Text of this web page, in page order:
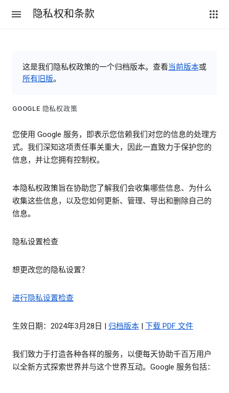
隐私权和条款
这是我们隐私权政策的一个归档版本。查看当前版本或
所有旧版。
GOOGLE 隐私权政策
您使用 Google 服务，即表示您信赖我们对您的信息的处理方
式。我们深知这项责任事关重大，因此一直致力于保护您的
信息，并让您拥有控制权。
本隐私权政策旨在协助您了解我们会收集哪些信息、为什么
收集这些信息，以及您如何更新、管理、导出和删除自己的
信息。
隐私设置检查
想更改您的隐私设置？
进行隐私设置检查
生效日期：2024年3月28日 | 归档版本 | 下载 PDF 文件
我们致力于打造各种各样的服务，以便每天协助千百万用户
以全新方式探索世界并与这个世界互动。Google 服务包括：